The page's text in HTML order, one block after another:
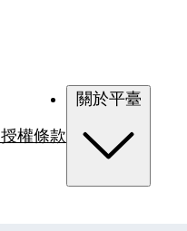
授權條款